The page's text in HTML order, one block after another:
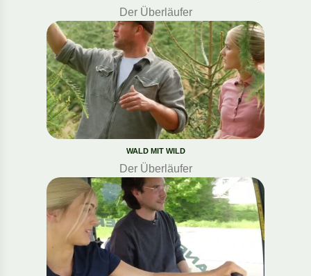
Der Überläufer
WALD MIT WILD
Der Überläufer